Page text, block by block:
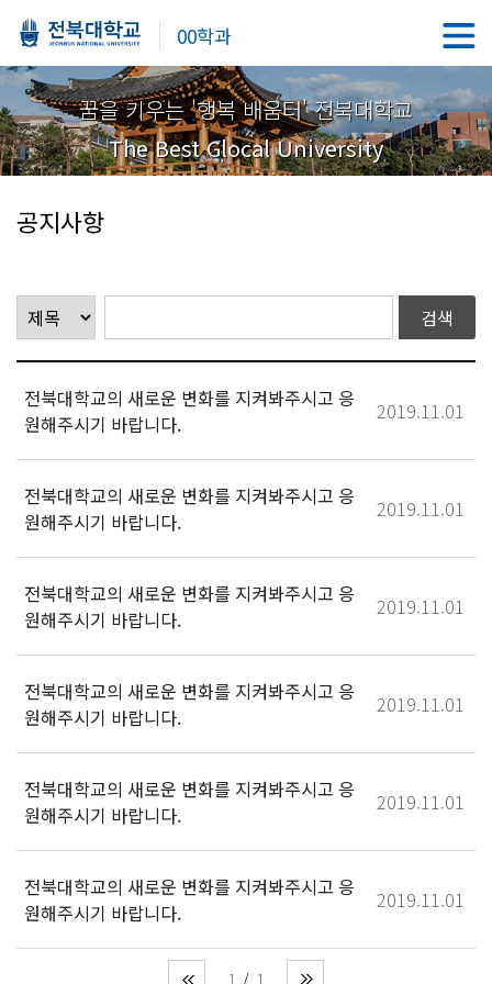
00학과
꿈을 키우는 '행복 배움터' 전북대학교
The Best Glocal University
공지사항
전북대학교의 새로운 변화를 지켜봐주시고 응
원해주시기 바랍니다.
2019.11.01
전북대학교의 새로운 변화를 지켜봐주시고 응
원해주시기 바랍니다.
2019.11.01
전북대학교의 새로운 변화를 지켜봐주시고 응
원해주시기 바랍니다.
2019.11.01
전북대학교의 새로운 변화를 지켜봐주시고 응
원해주시기 바랍니다.
2019.11.01
전북대학교의 새로운 변화를 지켜봐주시고 응
원해주시기 바랍니다.
2019.11.01
전북대학교의 새로운 변화를 지켜봐주시고 응
원해주시기 바랍니다.
2019.11.01